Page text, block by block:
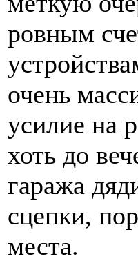
ровным
очень
усилие на
хоть до
гаража
сцепки,
места.